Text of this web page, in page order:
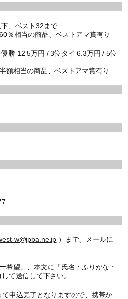
、ベスト32まで
相当の商品、ベストアマ賞有り
12.5万円 / 3位タイ 6.3万円 / 5位
相当の商品、ベストアマ賞有り
w@jpba.ne.jp ）まで、メールに
望」、本文に「氏名・ふりがな・
て送信して下さい。
申込完了となりますので、携帯か